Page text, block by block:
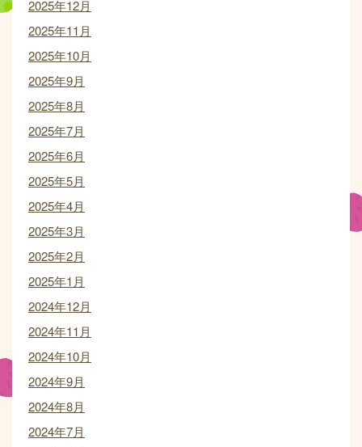
2025年12月
2025年11月
2025年10月
2025年9月
2025年8月
2025年7月
2025年6月
2025年5月
2025年4月
2025年3月
2025年2月
2025年1月
2024年12月
2024年11月
2024年10月
2024年9月
2024年8月
2024年7月